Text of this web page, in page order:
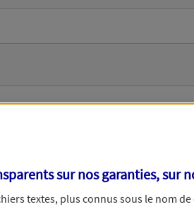
sur nos garanties, sur
textes, plus connus sous le nom de